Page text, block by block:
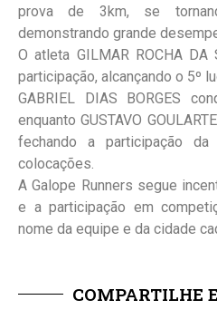
prova de 3km, se
demonstrando grande
O atleta GILMAR ROCHA
participação, alcançando o 5º
GABRIEL DIAS BORGES
enquanto GUSTAVO
fechando a participação
colocações.
A Galope Runners segue
e a participação em
nome da equipe e da cidade
COMPARTILHE